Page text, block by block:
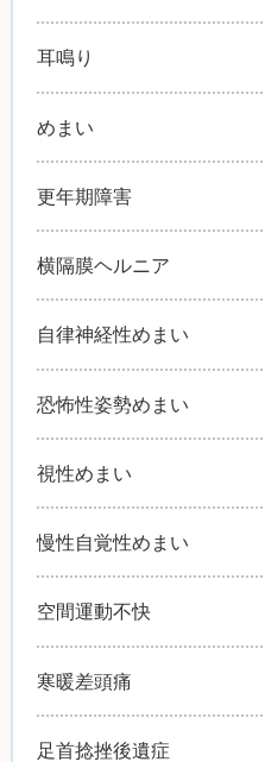
耳鳴り
めまい
更年期障害
横隔膜ヘルニア
自律神経性めまい
恐怖性姿勢めまい
視性めまい
慢性自覚性めまい
空間運動不快
寒暖差頭痛
足首捻挫後遺症